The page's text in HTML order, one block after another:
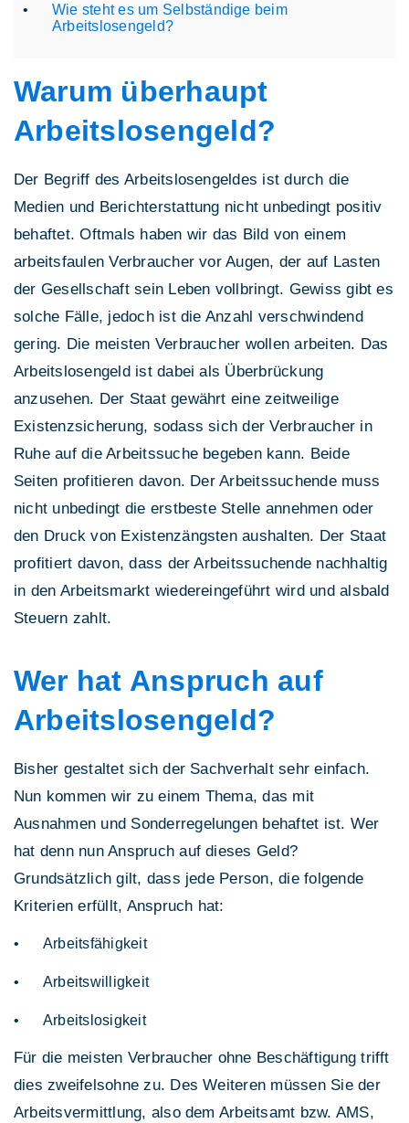
Wie steht es um Selbständige beim
Arbeitslosengeld?
Warum überhaupt
Arbeitslosengeld?
Der Begriff des Arbeitslosengeldes ist durch die
Medien und Berichterstattung nicht unbedingt positiv
behaftet. Oftmals haben wir das Bild von einem
arbeitsfaulen Verbraucher vor Augen, der auf Lasten
der Gesellschaft sein Leben vollbringt. Gewiss gibt es
solche Fälle, jedoch ist die Anzahl verschwindend
gering. Die meisten Verbraucher wollen arbeiten. Das
Arbeitslosengeld ist dabei als Überbrückung
anzusehen. Der Staat gewährt eine zeitweilige
Existenzsicherung, sodass sich der Verbraucher in
Ruhe auf die Arbeitssuche begeben kann. Beide
Seiten profitieren davon. Der Arbeitssuchende muss
nicht unbedingt die erstbeste Stelle annehmen oder
den Druck von Existenzängsten aushalten. Der Staat
profitiert davon, dass der Arbeitssuchende nachhaltig
in den Arbeitsmarkt wiedereingeführt wird und alsbald
Steuern zahlt.
Wer hat Anspruch auf
Arbeitslosengeld?
Bisher gestaltet sich der Sachverhalt sehr einfach.
Nun kommen wir zu einem Thema, das mit
Ausnahmen und Sonderregelungen behaftet ist. Wer
hat denn nun Anspruch auf dieses Geld?
Grundsätzlich gilt, dass jede Person, die folgende
Kriterien erfüllt, Anspruch hat:
Arbeitsfähigkeit
Arbeitswilligkeit
Arbeitslosigkeit
Für die meisten Verbraucher ohne Beschäftigung trifft
dies zweifelsohne zu. Des Weiteren müssen Sie der
Arbeitsvermittlung, also dem Arbeitsamt bzw. AMS,